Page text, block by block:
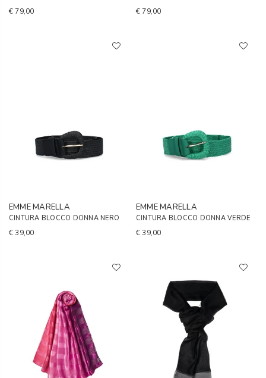
€ 79,00 € 79,00
EMME MARELLA
CINTURA BLOCCO DONNA NERO
€ 39,00
EMME MARELLA
CINTURA BLOCCO DONNA VERDE
€ 39,00